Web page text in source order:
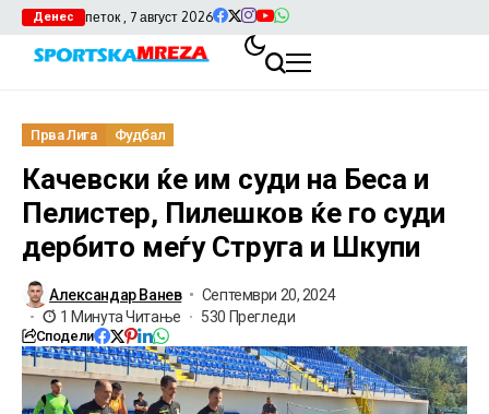
Денес петок , 7 август 2026
Прва Лига Фудбал
Качевски ќе им суди на Беса и
Пелистер, Пилешков ќе го суди
дербито меѓу Струга и Шкупи
Александар Ванев
Септември 20, 2024
1 Минута Читање
530 Прегледи
Сподели